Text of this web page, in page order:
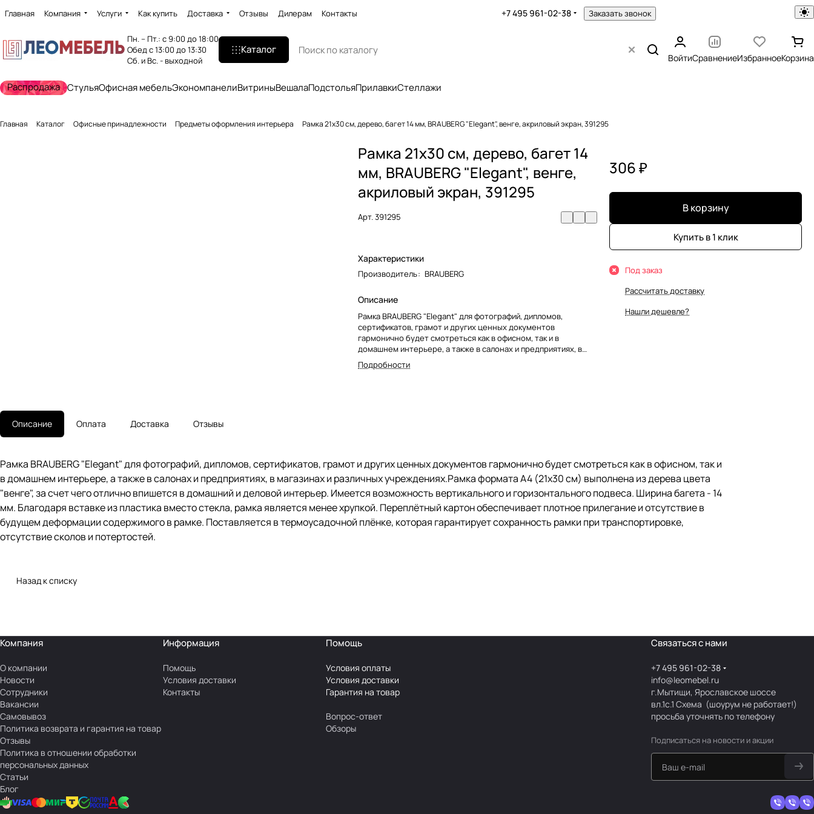
Главная Компания Услуги Как купить Доставка Отзывы Дилерам Контакты +7 495 961-02-38 Заказать звонок
Пн. – Пт.: с 9:00 до 18:00
Обед с 13:00 до 13:30
Сб. и Вс. - выходной
Каталог
ВойтиСравнениеИзбранноеКорзина
Распродажа СтульяОфисная мебельЭкономпанелиВитриныВешалаПодстольяПрилавкиСтеллажи
Главная Каталог Офисные принадлежности Предметы оформления интерьера Рамка 21х30 см, дерево, багет 14 мм, BRAUBERG "Elegant", венге, акриловый экран, 391295
Рамка 21х30 см, дерево, багет 14
мм, BRAUBERG "Elegant", венге,
акриловый экран, 391295
Арт.391295
Характеристики
Производитель: BRAUBERG
Описание
Рамка BRAUBERG "Elegant" для фотографий, дипломов,
сертификатов, грамот и других ценных документов
гармонично будет смотреться как в офисном, так и в
домашнем интерьере, а также в салонах и предприятиях, в
магазинах и различных учреждениях.Рамка формата А4 (21х30
см) выполнена из дерева цвета "венге", за счет чего отлично
потертостей.
Подробности
306 ₽
В корзину
Купить в 1 клик
Под заказ
Рассчитать доставку
Нашли дешевле?
Описание Оплата Доставка Отзывы
Рамка BRAUBERG "Elegant" для фотографий, дипломов, сертификатов, грамот и других ценных документов гармонично будет смотреться как в офисном, так и
в домашнем интерьере, а также в салонах и предприятиях, в магазинах и различных учреждениях.Рамка формата А4 (21х30 см) выполнена из дерева цвета
"венге", за счет чего отлично впишется в домашний и деловой интерьер. Имеется возможность вертикального и горизонтального подвеса. Ширина багета - 14
мм. Благодаря вставке из пластика вместо стекла, рамка является менее хрупкой. Переплётный картон обеспечивает плотное прилегание и отсутствие в
будущем деформации содержимого в рамке. Поставляется в термоусадочной плёнке, которая гарантирует сохранность рамки при транспортировке,
отсутствие сколов и потертостей.
Назад к списку
Компания
О компании
Новости
Сотрудники
Вакансии
Самовывоз
Политика возврата и гарантия на товар
Отзывы
Политика в отношении обработки
персональных данных
Статьи
Блог
Информация
Помощь
Условия доставки
Контакты
Помощь
Условия оплаты
Условия доставки
Гарантия на товар
Вопрос-ответ
Обзоры
Связаться с нами
+7 495 961-02-38
info@leomebel.ru
г.Мытищи, Ярославское шоссе
вл.1с.1Схема (шоурум не работает!)
просьба уточнять по телефону
Подписаться на новости и акции